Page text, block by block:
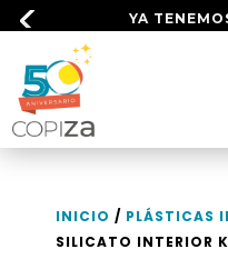
YA
INICIO / PLÁSTICAS
SILICATO INTERIOR